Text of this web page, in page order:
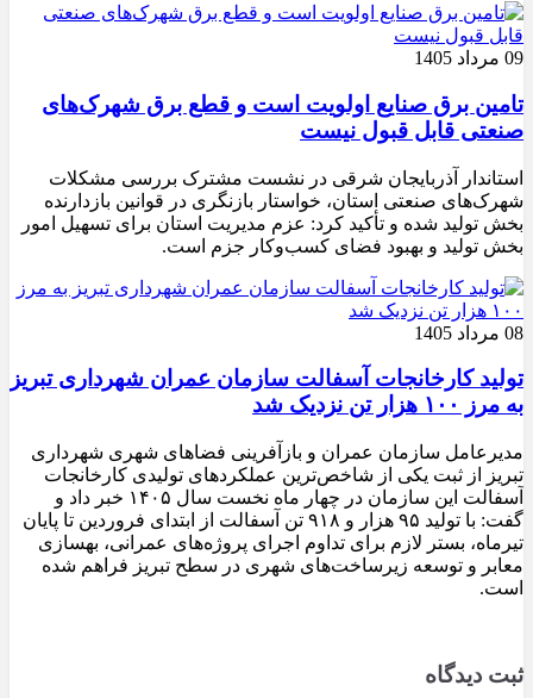
09 مرداد 1405
تامین برق صنایع اولویت است و قطع برق شهرک‌های
صنعتی قابل قبول نیست
استاندار آذربایجان شرقی در نشست مشترک بررسی مشکلات
شهرک‌های صنعتی استان، خواستار بازنگری در قوانین بازدارنده
بخش تولید شده و تأکید کرد: عزم مدیریت استان برای تسهیل امور
بخش تولید و بهبود فضای کسب‌وکار جزم است.
08 مرداد 1405
تولید کارخانجات آسفالت سازمان عمران شهرداری تبریز
به مرز ۱۰۰ هزار تن نزدیک شد
مدیرعامل سازمان عمران و بازآفرینی فضاهای شهری شهرداری
تبریز از ثبت یکی از شاخص‌ترین عملکردهای تولیدی کارخانجات
آسفالت این سازمان در چهار ماه نخست سال ۱۴۰۵ خبر داد و
گفت: با تولید ۹۵ هزار و ۹۱۸ تن آسفالت از ابتدای فروردین تا پایان
تیرماه، بستر لازم برای تداوم اجرای پروژه‌های عمرانی، بهسازی
معابر و توسعه زیرساخت‌های شهری در سطح تبریز فراهم شده
است.
ثبت دیدگاه